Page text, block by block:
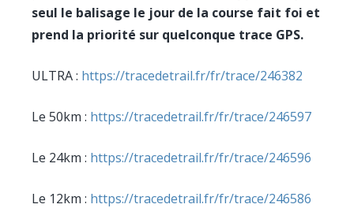
seul le balisage le jour de la course fait foi et
prend la priorité sur quelconque trace GPS.
ULTRA : https://tracedetrail.fr/fr/trace/246382
Le 50km : https://tracedetrail.fr/fr/trace/246597
Le 24km : https://tracedetrail.fr/fr/trace/246596
Le 12km : https://tracedetrail.fr/fr/trace/246586